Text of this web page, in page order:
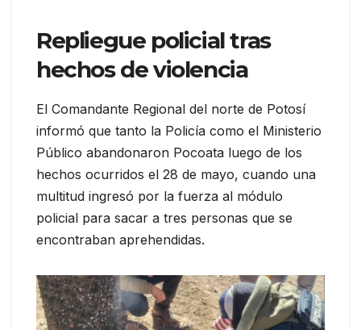
Repliegue policial tras
hechos de violencia
El Comandante Regional del norte de Potosí
informó que tanto la Policía como el Ministerio
Público abandonaron Pocoata luego de los
hechos ocurridos el 28 de mayo, cuando una
multitud ingresó por la fuerza al módulo
policial para sacar a tres personas que se
encontraban aprehendidas.